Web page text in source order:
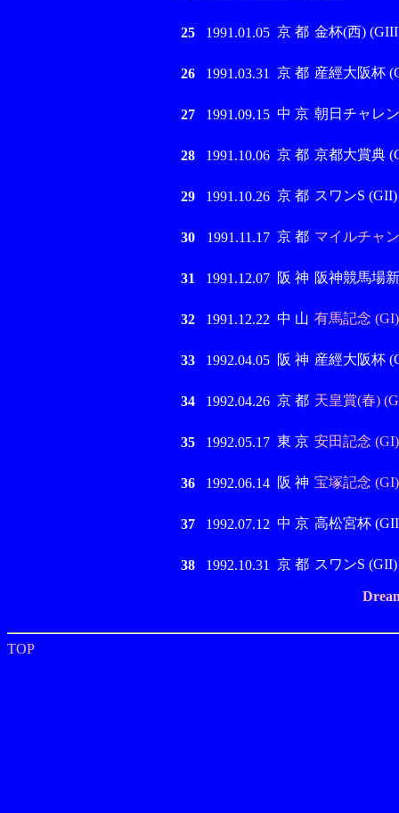
25 1991.01.05 京 都 金杯(西)
26 1991.03.31 京 都 産經大阪杯
27 1991.09.15 中 京 朝日チャレ
28 1991.10.06 京 都 京都大賞典
29 1991.10.26 京 都 スワンS (GII)
30 1991.11.17 京 都 マイルチャ
31 1991.12.07 阪 神 阪神競馬場
32 1991.12.22 中 山 有馬記念 (GI)
33 1992.04.05 阪 神 産經大阪杯
34 1992.04.26 京 都 天皇賞(春)
35 1992.05.17 東 京 安田記念 (GI)
36 1992.06.14 阪 神 宝塚記念 (GI)
37 1992.07.12 中 京 高松宮杯
38 1992.10.31 京 都 スワンS (GII)
TOP